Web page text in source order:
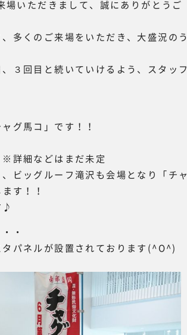
いただきまして、誠にありがとうご
多くのご来場をいただき、大盛況のう
３回目と続いていけるよう、スタッフ
グ馬コ」です！！
詳細などはまだ未定
ビッグルーフ滝沢も会場となり「チャ
す！！
♪
・
パネルが設置されております(^O^)